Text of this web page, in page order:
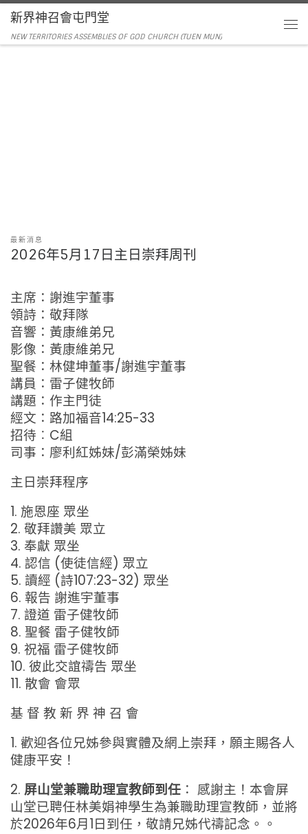
新界神召會屯門堂
NEW TERRITORIES ASSEMBLIES OF GOD CHURCH (TUEN MUN)
最新消息
2026年5月17日主日崇拜周刊
主席：謝進宇董事
領詩：敬拜隊
音響：黃康維弟兄
影像：黃康維弟兄
聖餐：林健坤董事/謝進宇董事
講員：雷子健牧師
講題：作主門徒
經文：路加福音14:25-33
招待︰C組
司事：廖利紅姊妹/彭滿榮姊妹
主日崇拜程序
1. 施恩座 眾坐
2. 敬拜讚美 眾立
3. 奉獻 眾坐
4. 認信 (使徒信經) 眾立
5. 讀經 (詩107:23-32) 眾坐
6. 報告 謝進宇董事
7. 證道 雷子健牧師
8. 聖餐 雷子健牧師
9. 祝福 雷子健牧師
10. 彼此交誼禱告 眾坐
11. 散會 會眾
基 督 教 新 界 神 召 會
1. 歡迎各位兄姊參與實體及網上崇拜，願主賜各人
健康平安！
2. 屏山堂兼職助理宣教師到任 ： 感謝主！本會屏
山堂已聘任林美娟神學生為兼職助理宣教師，並將
於2026年6月1日到任，敬請兄姊代禱記念。。